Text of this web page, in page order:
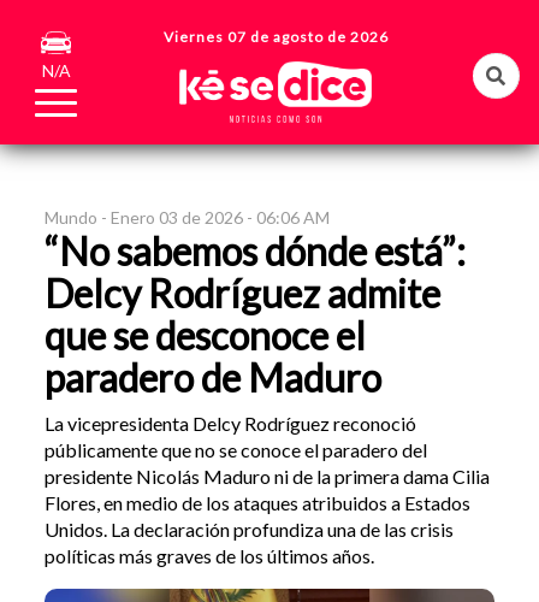
N/A
Viernes 07 de agosto de 2026
Mundo -Enero 03 de 2026 - 06:06 AM
“No sabemos dónde está”:
Delcy Rodríguez admite
que se desconoce el
paradero de Maduro
La vicepresidenta Delcy Rodríguez reconoció
públicamente que no se conoce el paradero del
presidente Nicolás Maduro ni de la primera dama Cilia
Flores, en medio de los ataques atribuidos a Estados
Unidos. La declaración profundiza una de las crisis
políticas más graves de los últimos años.